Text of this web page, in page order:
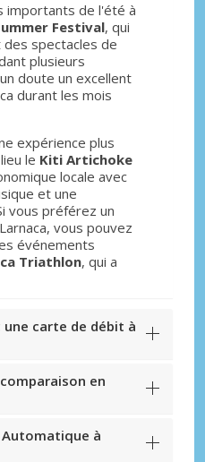
importants de l'été à
Festival, qui
spectacles de
plusieurs
doute un excellent
durant les mois
expérience plus
le Kiti Artichoke
locale avec
et une
vous préférez un
vous pouvez
événements
Triathlon, qui a
carte de débit à
en
Automatique à